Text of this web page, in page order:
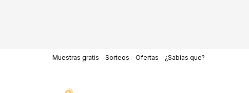
Muestras gratis Sorteos Ofertas ¿Sabías que?